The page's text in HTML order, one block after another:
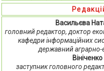
Васильєва
головний редактор, доктор
кафедри інформаційних
державний аграрно-
заступник головного